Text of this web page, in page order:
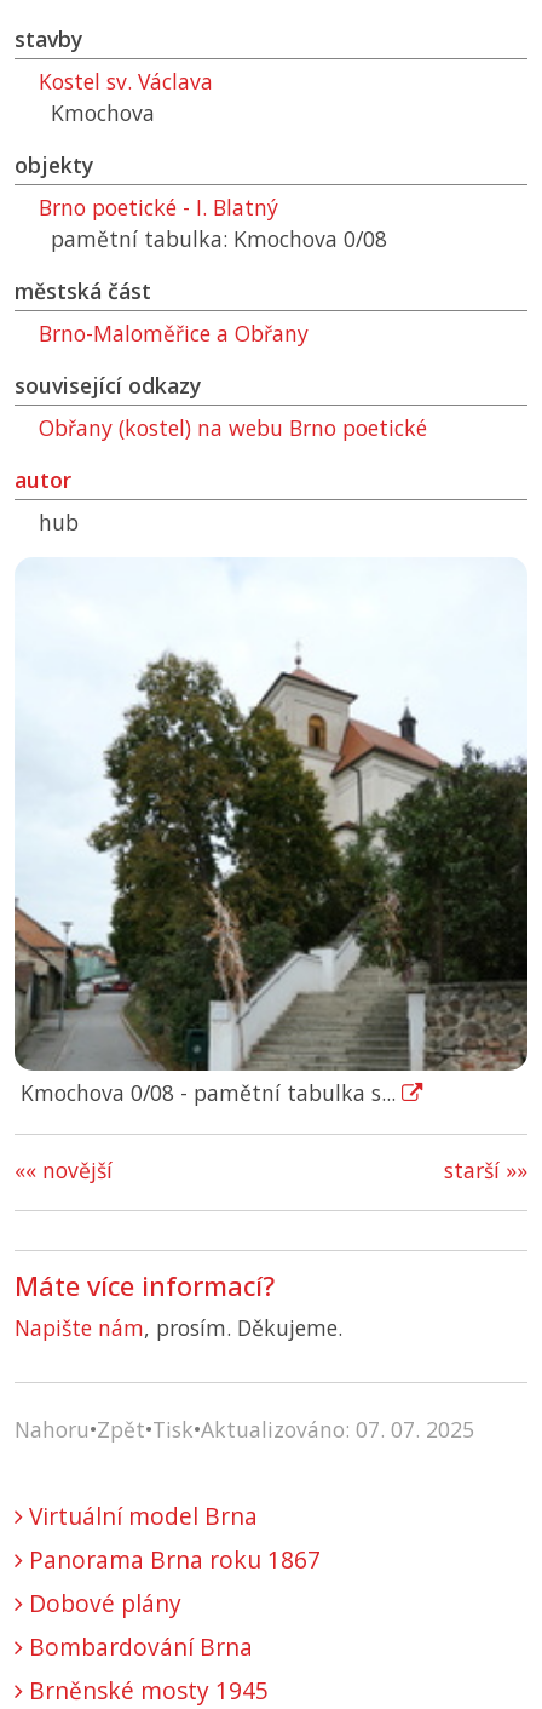
stavby
Kostel sv. Václava
Kmochova
objekty
Brno poetické - I. Blatný
pamětní tabulka: Kmochova 0/08
městská část
Brno-Maloměřice a Obřany
související odkazy
Obřany (kostel) na webu Brno poetické
autor
hub
Kmochova 0/08 - pamětní tabulka s...
starší »»
«« novější
Máte více informací?
Napište nám, prosím. Děkujeme.
Nahoru•Zpět•Tisk•Aktualizováno: 07. 07. 2025
Virtuální model Brna
Panorama Brna roku 1867
Dobové plány
Bombardování Brna
Brněnské mosty 1945